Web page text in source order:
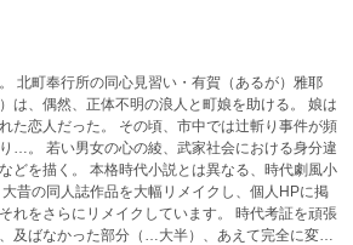
北町奉行所の同心見習い・有賀（あるが）雅耶
）は、偶然、正体不明の浪人と町娘を助ける。 娘は
た恋人だった。 その頃、市中では辻斬り事件が頻
社会における身分違
時代小説とは異なる、時代劇風小
昔の同人誌作品を大幅リメイクし、個人HPに掲
れをさらにリメイクしています。 時代考証を頑張
及ばなかった部分（…大半）、あえて完全に変え